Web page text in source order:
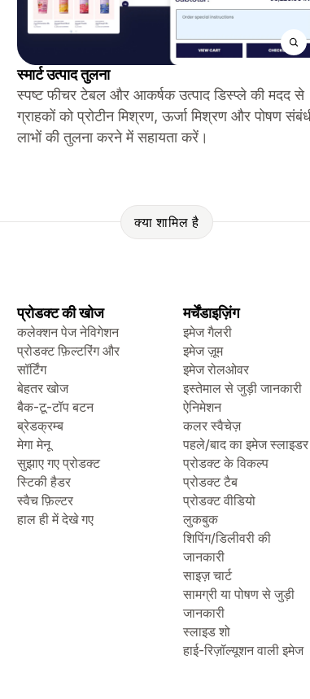
स्मार्ट उत्पाद तुलना
स्पष्ट फीचर टेबल और आकर्षक उत्पाद डिस्प्ले की मदद से
ग्राहकों को प्रोटीन मिश्रण, ऊर्जा मिश्रण और पोषण
लाभों की तुलना करने में सहायता करें।
क्या शामिल है
प्रोडक्ट की खोज
कलेक्शन पेज नेविगेशन
प्रोडक्ट फ़िल्टरिंग और
सॉर्टिंग
बेहतर खोज
बैक-टू-टॉप बटन
ब्रेडक्रम्ब
मेगा मेनू
सुझाए गए प्रोडक्ट
स्टिकी हैडर
स्वैच फ़िल्टर
हाल ही में देखे गए
मर्चेंडाइज़िंग
इमेज गैलरी
इमेज ज़ूम
इमेज रोलओवर
इस्तेमाल से जुड़ी जानकारी
ऐनिमेशन
कलर स्वैचेज़
पहले/बाद का इमेज स्लाइडर
प्रोडक्ट के विकल्प
प्रोडक्ट टैब
प्रोडक्ट वीडियो
लुकबुक
शिपिंग/डिलीवरी की
जानकारी
साइज़ चार्ट
सामग्री या पोषण से जुड़ी
जानकारी
स्लाइड शो
हाई-रिज़ॉल्यूशन वाली इमेज